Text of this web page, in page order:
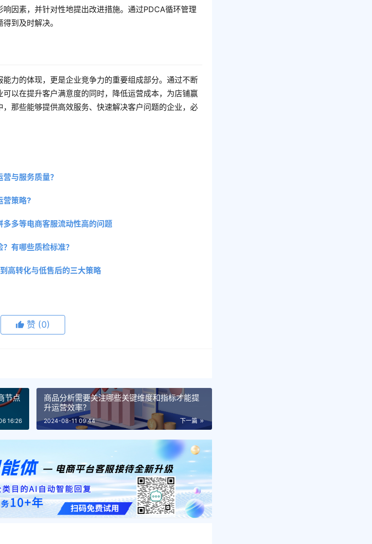
因素，并针对性地提出改进措施。通过PDCA循环管理
到及时解决。
力的体现，更是企业竞争力的重要组成部分。通过不断
以在提升客户满意度的同时，降低运营成本，为店铺赢
那些能够提供高效服务、快速解决客户问题的企业，必
与服务质量？
营策略?
多等电商客服流动性高的问题
有哪些质检标准？
高转化与低售后的三大策略
赞 (0)
节点
16:26
商品分析需要关注哪些关键维度和指标才能提
升运营效率？
下一篇
2024-08-11 09:44